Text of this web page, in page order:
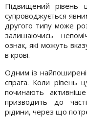
Підвищений рівень
супроводжується
другого типу може
залишаючись
ознак, які можуть
в крові.
Одним із
спрага. Коли рівень
починають
призводить до
рідини, через що